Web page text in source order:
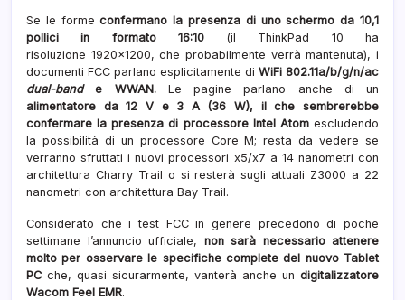
Se le formeconfermano la presenza di uno schermo da 10,1
pollici in formato 16:10(il ThinkPad 10 ha
risoluzione 1920×1200, che probabilmente verrà mantenuta), i
documenti FCC parlano esplicitamente di WiFi 802.11a/b/g/n/ac
dual-bande WWAN. Le pagine parlano anche di un
alimentatore da 12 V e 3 A (36 W), il che sembrerebbe
confermare la presenza di processore Intel Atomescludendo
la possibilità di un processore Core M; resta da vedere se
verranno sfruttati i nuovi processori x5/x7 a 14 nanometri con
architettura Charry Trail o si resterà sugli attuali Z3000 a 22
nanometri con architettura Bay Trail.
Considerato che i test FCC in genere precedono di poche
settimane l’annuncio ufficiale, non sarà necessario attenere
molto per osservare le specifiche complete del nuovo Tablet
PCche, quasi sicurarmente, vanterà anche un digitalizzatore
Wacom Feel EMR.